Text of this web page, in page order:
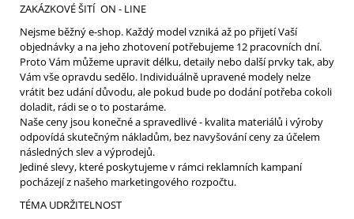
ZAKÁZKOVÉ ŠITÍ ON - LINE
Nejsme běžný e-shop. Každý model vzniká až po přijetí Vaší
objednávky a na jeho zhotovení potřebujeme 12 pracovních dní.
Proto Vám můžeme upravit délku, detaily nebo další prvky tak, aby
Vám vše opravdu sedělo. Individuálně upravené modely nelze
vrátit bez udání důvodu, ale pokud bude po dodání potřeba cokoli
doladit, rádi se o to postaráme.
Naše ceny jsou konečné a spravedlivé - kvalita materiálů i výroby
odpovídá skutečným nákladům, bez navyšování ceny za účelem
následných slev a výprodejů.
Jediné slevy, které poskytujeme v rámci reklamních kampaní
pocházejí z našeho marketingového rozpočtu.
TÉMA UDRŽITELNOST